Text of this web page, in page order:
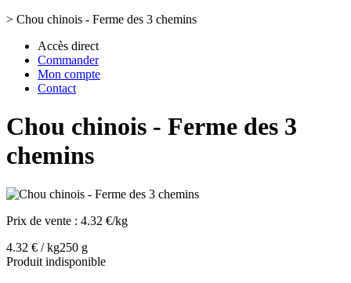
> Chou chinois - Ferme des 3 chemins
Accès direct
Commander
Mon compte
Contact
Chou chinois - Ferme des 3
chemins
Prix de vente : 4.32 €/kg
4.32 € / kg250 g
Produit indisponible